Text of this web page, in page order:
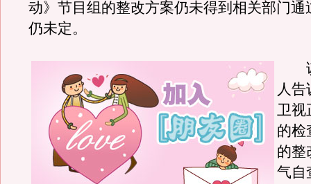
动》节目组的整改方案仍未得到相关部门通
仍未定。
该
人
卫视
的检
的整
气自